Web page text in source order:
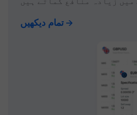
تمام دیکھیں